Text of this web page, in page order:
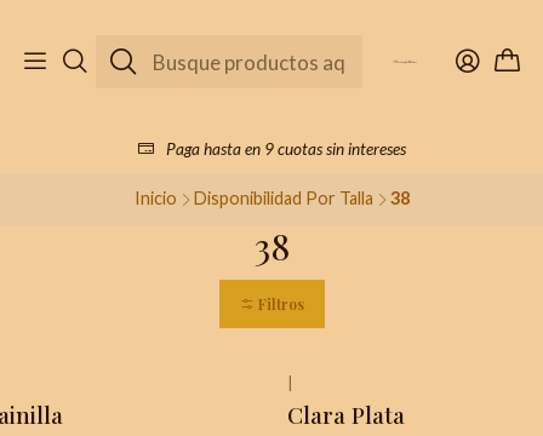
Paga hasta en 9 cuotas sin intereses
Inicio Disponibilidad Por Talla 38
38
Filtros
Clara Plata